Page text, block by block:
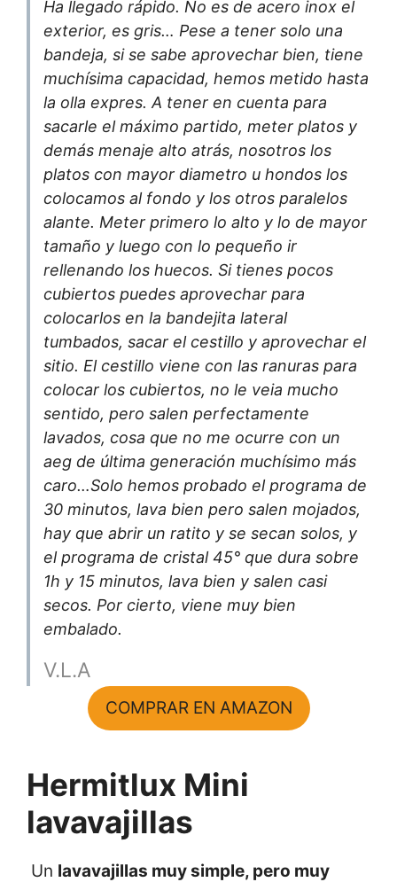
Ha llegado rápido. No es de acero inox el
exterior, es gris… Pese a tener solo una
bandeja, si se sabe aprovechar bien, tiene
muchísima capacidad, hemos metido hasta
la olla expres. A tener en cuenta para
sacarle el máximo partido, meter platos y
demás menaje alto atrás, nosotros los
platos con mayor diametro u hondos los
colocamos al fondo y los otros paralelos
alante. Meter primero lo alto y lo de mayor
tamaño y luego con lo pequeño ir
rellenando los huecos. Si tienes pocos
cubiertos puedes aprovechar para
colocarlos en la bandejita lateral
tumbados, sacar el cestillo y aprovechar el
sitio. El cestillo viene con las ranuras para
colocar los cubiertos, no le veia mucho
sentido, pero salen perfectamente
lavados, cosa que no me ocurre con un
aeg de última generación muchísimo más
caro…Solo hemos probado el programa de
30 minutos, lava bien pero salen mojados,
hay que abrir un ratito y se secan solos, y
el programa de cristal 45° que dura sobre
1h y 15 minutos, lava bien y salen casi
secos. Por cierto, viene muy bien
embalado.
V.L.A
COMPRAR EN AMAZON
Hermitlux Mini
lavavajillas
Un lavavajillas muy simple, pero muy